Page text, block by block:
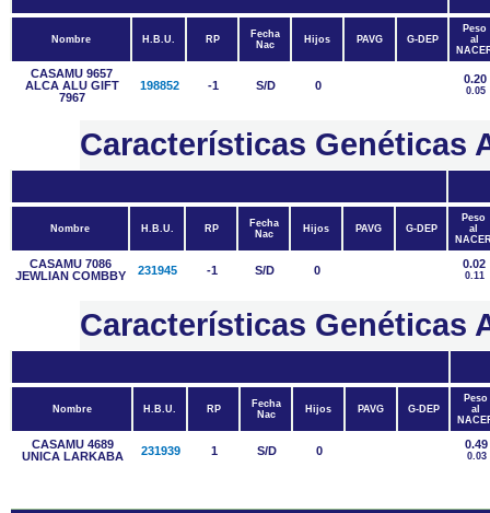
Nombre H.B.U. RP
Fecha
Nac
Hijos PAVG G-DEP
Peso
al
CASAMU 9657
ALCA ALU GIFT
7967
198852 -1 S/D 0 0.20
0.05
Características Genéticas
Nombre H.B.U. RP
Fecha
Nac
Hijos PAVG G-DEP
Peso
al
CASAMU 7086
JEWLIAN COMBBY
231945 -1 S/D 0 0.02
0.11
Características Genéticas
Nombre H.B.U. RP
Fecha
Nac
Hijos PAVG G-DEP
Peso
al
CASAMU 4689
UNICA LARKABA
231939 1 S/D 0 0.49
0.03